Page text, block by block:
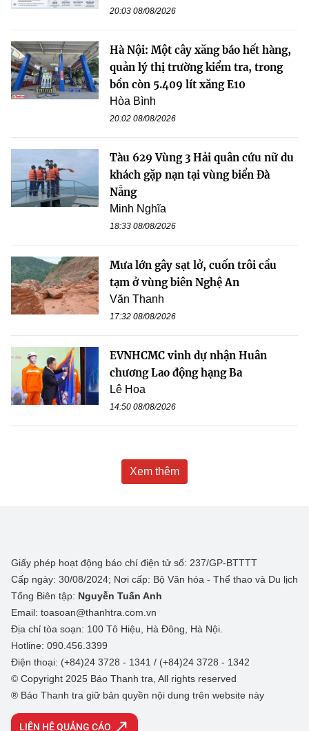
20:03 08/08/2026
Hà Nội: Một cây xăng báo hết hàng,
quản lý thị trường kiểm tra, trong
bồn còn 5.409 lít xăng E10
Hòa Bình
20:02 08/08/2026
Tàu 629 Vùng 3 Hải quân cứu nữ du
khách gặp nạn tại vùng biển Đà
Nẵng
Minh Nghĩa
18:33 08/08/2026
Mưa lớn gây sạt lở, cuốn trôi cầu
tạm ở vùng biên Nghệ An
Văn Thanh
17:32 08/08/2026
EVNHCMC vinh dự nhận Huân
chương Lao động hạng Ba
Lê Hoa
14:50 08/08/2026
Xem thêm
Giấy phép hoạt động báo chí điện tử số: 237/GP-BTTTT
Cấp ngày: 30/08/2024; Nơi cấp: Bộ Văn hóa - Thể thao và Du lịch
Tổng Biên tập: Nguyễn Tuấn Anh
Email: toasoan@thanhtra.com.vn
Địa chỉ tòa soạn: 100 Tô Hiệu, Hà Đông, Hà Nội.
Hotline: 090.456.3399
Điện thoại: (+84)24 3728 - 1341 / (+84)24 3728 - 1342
© Copyright 2025 Báo Thanh tra, All rights reserved
® Báo Thanh tra giữ bản quyền nội dung trên website này
LIÊN HỆ QUẢNG CÁO